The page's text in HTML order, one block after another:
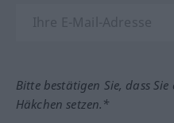
Bitte bestätigen Sie, dass
Häkchen setzen.*